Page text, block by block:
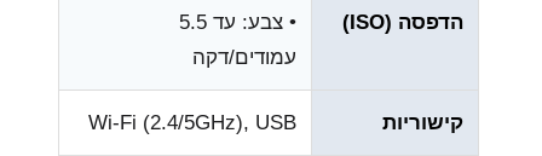
הדפסה (ISO)
• צבע: עד ‎5.5‎
עמודים/דקה
קישוריות Wi-Fi (2.4/5GHz), USB